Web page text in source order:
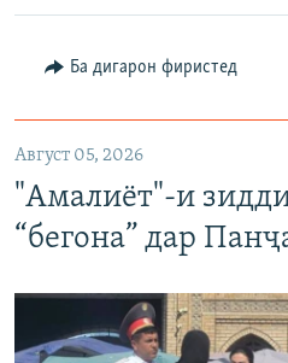
Ба дигарон фиристед
Август 05, 2026
"Амалиёт"-и
“бегона” дар